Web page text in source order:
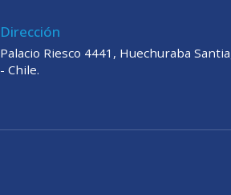
Dirección
Palacio Riesco 4441, Huechuraba
- Chile.